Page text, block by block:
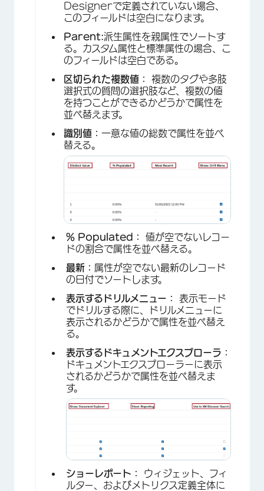
×
Designerで定義されていない場合、
このフィールドは空白になります。
Parent:派生属性を親属性でソートす
る。カスタム属性と標準属性の場合、こ
のフィールドは空白である。
区切られた複数値： 複数のタグや多肢
選択式の質問の選択肢など、複数の値
を持つことができるかどうかで属性を
並べ替えます。
識別値： 一意な値の総数で属性を並べ
替える。
% Populated： 値が空でないレコー
ドの割合で属性を並べ替える。
最新： 属性が空でない最新のレコード
の日付でソートします。
表示するドリルメニュー： 表示モード
でドリルする際に、ドリルメニューに
表示されるかどうかで属性を並べ替え
る。
表示するドキュメントエクスプローラ：
ドキュメントエクスプローラーに表示
されるかどうかで属性を並べ替えま
す。
ショーレポート： ウィジェット、フィ
ルター、およびメトリクス定義全体に